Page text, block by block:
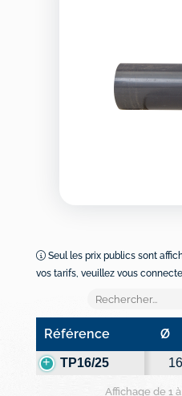
Seul les prix publics sont
vos tarifs, veuillez vous
Référence Ø
Référence Ø
TP16/25 16
Affichage de 1